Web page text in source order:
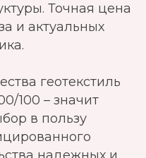
Точная цена
и актуальных
геотекстиль
100 – значит
в пользу